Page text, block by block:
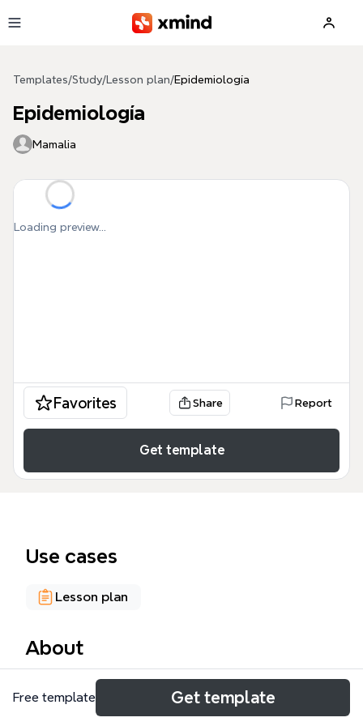
Templates/Study/ Lesson plan/Epidemiología
Epidemiología
Mamalia
Loading preview...
Favorites Share Report
Get template
Use cases
Lesson plan
About
La plantilla de mapa mental de Epidemiología de
Xmind está diseñada para estudiantes y
Free template Get template